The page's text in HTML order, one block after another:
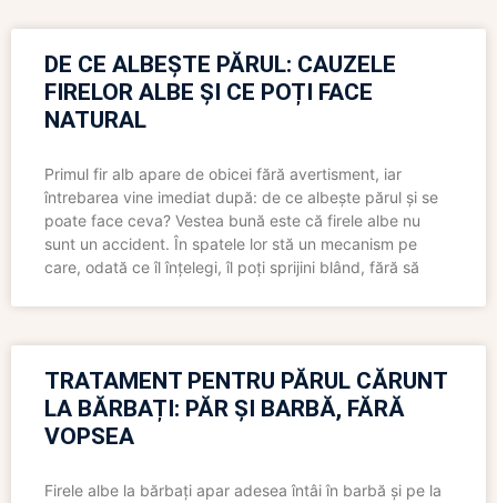
DE CE ALBEȘTE PĂRUL: CAUZELE
FIRELOR ALBE ȘI CE POȚI FACE
NATURAL
Primul fir alb apare de obicei fără avertisment, iar
întrebarea vine imediat după: de ce albește părul și se
poate face ceva? Vestea bună este că firele albe nu
sunt un accident. În spatele lor stă un mecanism pe
care, odată ce îl înțelegi, îl poți sprijini blând, fără să
TRATAMENT PENTRU PĂRUL CĂRUNT
LA BĂRBAȚI: PĂR ȘI BARBĂ, FĂRĂ
VOPSEA
Firele albe la bărbați apar adesea întâi în barbă și pe la